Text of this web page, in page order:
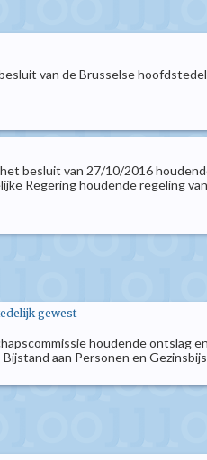
van de Brusselse
besluit van 27/10/2016
Regering houdende regeling
gewest
houdende ontslag
aan Personen en